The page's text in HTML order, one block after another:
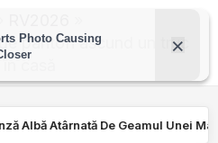
pantofi ascund un truc
Mașini. Semnalul…